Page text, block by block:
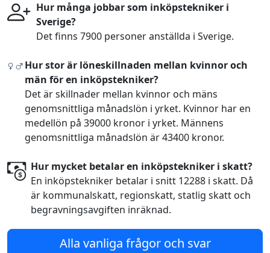
Hur många jobbar som inköpstekniker i
Sverige?
Det finns 7900 personer anställda i Sverige.
Hur stor är löneskillnaden mellan kvinnor och
män för en inköpstekniker?
Det är skillnader mellan kvinnor och mäns
genomsnittliga månadslön i yrket. Kvinnor har en
medellön på 39000 kronor i yrket. Männens
genomsnittliga månadslön är 43400 kronor.
Hur mycket betalar en inköpstekniker i skatt?
En inköpstekniker betalar i snitt 12288 i skatt. Då
är kommunalskatt, regionskatt, statlig skatt och
begravningsavgiften inräknad.
Alla vanliga frågor och svar